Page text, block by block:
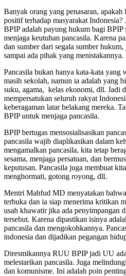
Banyak orang yang penasaran,
positif terhadap masyarakat
BPIP adalah payung hukum bagi BPIP
menjaga keutuhan pancasila. Karena
dan sumber dari segala sumber
sampai ada pihak yang menistakannya.
Pancasila bukan hanya kata-kata
masih sekolah, namun ia adalah yang
suku, agama, kelas ekonomi, dll. Jadi
mempersatukan seluruh rakyat
keberagaman latar belakang mereka.
BPIP untuk menjaga pancasila.
BPIP bertugas mensosialisasikan
pancasila wajib diaplikasikan dalam
mengamalkan pancasila, kita tetap
sesama, menjaga persatuan, dan
keputusan. Pancasila juga membuat
menghormati, gotong royong, dll.
Mentri Mahfud MD menyatakan
terbuka dan ia siap menerima kritikan
usah khawatir jika ada penyimpangan
tersebut. Karena dipastikan isinya
pancasila dan mengokohkannya.
indonesia dan dijadikan pegangan
Diresmikannya RUU BPIP jadi UU
melestarikan pancasila. Juga
dan komunisme. Ini adalah poin